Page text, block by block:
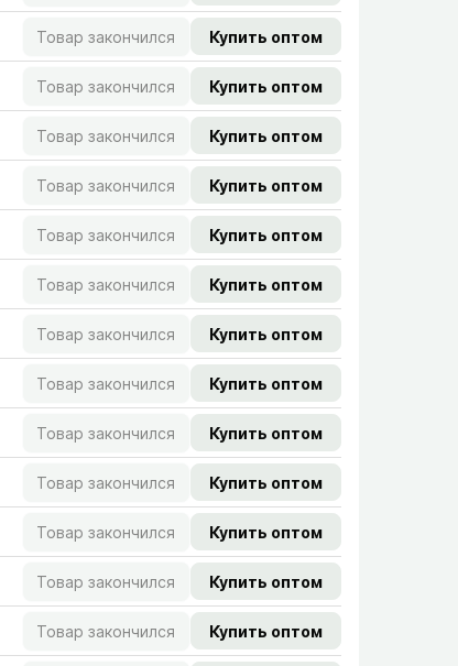
Товар закончился Купить оптом
Товар закончился Купить оптом
Товар закончился Купить оптом
Товар закончился Купить оптом
Товар закончился Купить оптом
Товар закончился Купить оптом
Товар закончился Купить оптом
Товар закончился Купить оптом
Товар закончился Купить оптом
Товар закончился Купить оптом
Товар закончился Купить оптом
Товар закончился Купить оптом
Товар закончился Купить оптом